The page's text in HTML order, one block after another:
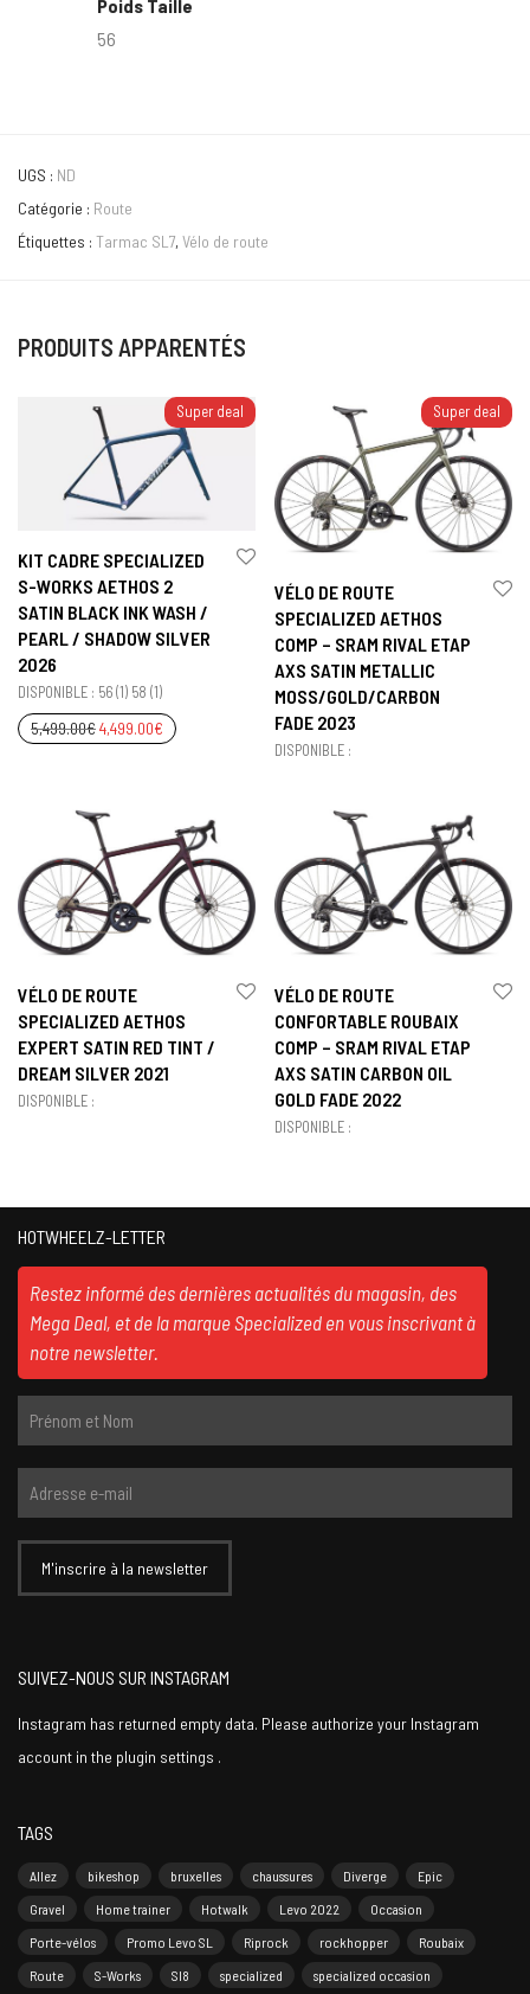
Poids Taille
56
UGS : ND
Catégorie : Route
Étiquettes : Tarmac SL7, Vélo de route
PRODUITS APPARENTÉS
Super deal
KIT CADRE SPECIALIZED
S-WORKS AETHOS 2
SATIN BLACK INK WASH /
PEARL / SHADOW SILVER
2026
DISPONIBLE : 56 (1) 58 (1)
5,499.00€4,499.00€
Super deal
VÉLO DE ROUTE
SPECIALIZED AETHOS
COMP – SRAM RIVAL ETAP
AXS SATIN METALLIC
MOSS/GOLD/CARBON
FADE 2023
DISPONIBLE :
VÉLO DE ROUTE
SPECIALIZED AETHOS
EXPERT SATIN RED TINT /
DREAM SILVER 2021
DISPONIBLE :
VÉLO DE ROUTE
CONFORTABLE ROUBAIX
COMP – SRAM RIVAL ETAP
AXS SATIN CARBON OIL
GOLD FADE 2022
DISPONIBLE :
HOTWHEELZ-LETTER
Restez informé des dernières actualités du magasin, des
Mega Deal, et de la marque Specialized en vous inscrivant à
notre newsletter.
SUIVEZ-NOUS SUR INSTAGRAM
Instagram has returned empty data. Please authorize your Instagram
account in the plugin settings .
TAGS
Allez bikeshop bruxelles chaussures Diverge
Epic
Gravel
Home trainer Hotwalk Levo 2022
Occasion
Porte-vélos
Promo Levo SL Riprock rockhopper
Roubaix
Route
S-Works Sl8 specialized specialized occasion